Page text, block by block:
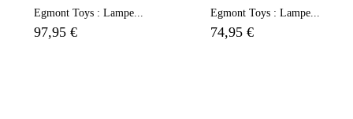
Egmont Toys : Lampe...
97,95 €
Egmont Toys : Lampe...
74,95 €